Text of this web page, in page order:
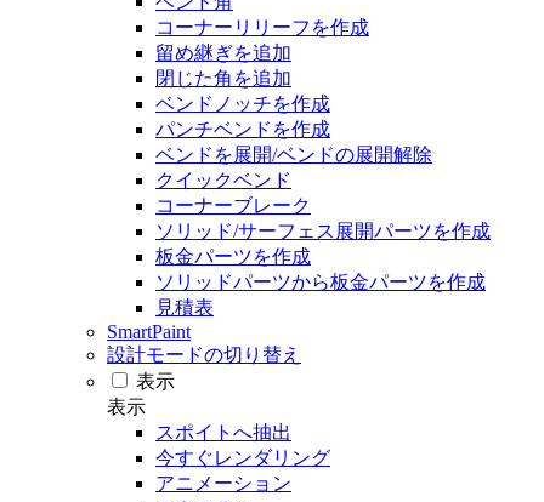
コーナーリリーフを作成
留め継ぎを追加
閉じた角を追加
ベンドノッチを作成
パンチベンドを作成
ベンドを展開/ベンドの展開解除
クイックベンド
コーナーブレーク
ソリッド/サーフェス展開パーツを作成
板金パーツを作成
ソリッドパーツから板金パーツを作成
見積表
SmartPaint
設計モードの切り替え
表示
表示
スポイトへ抽出
今すぐレンダリング
アニメーション